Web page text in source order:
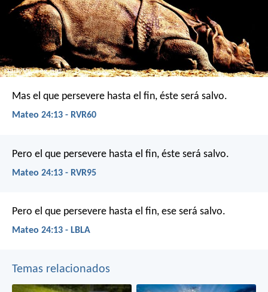
Mas el que persevere hasta el fin, éste será salvo.
Mateo 24:13 - RVR60
Pero el que persevere hasta el fin, éste será salvo.
Mateo 24:13 - RVR95
Pero el que persevere hasta el fin, ese será salvo.
Mateo 24:13 - LBLA
Temas relacionados